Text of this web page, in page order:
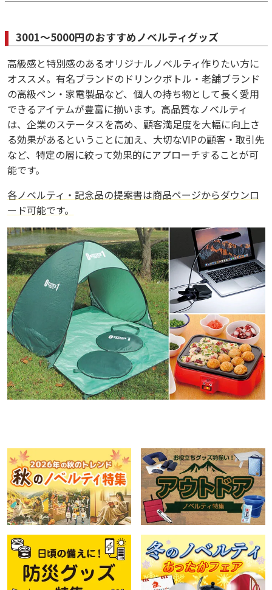
3001～5000円のおすすめノベルティグッズ
高級感と特別感のあるオリジナルノベルティ作りたい方に
オススメ。有名ブランドのドリンクボトル・老舗ブランド
の高級ペン・家電製品など、個人の持ち物として長く愛用
できるアイテムが豊富に揃います。高品質なノベルティ
は、企業のステータスを高め、顧客満足度を大幅に向上さ
る効果があるということに加え、大切なVIPの顧客・取引先
など、特定の層に絞って効果的にアプローチすることが可
能です。
各ノベルティ・記念品の提案書は商品ページからダウンロ
ード可能です。